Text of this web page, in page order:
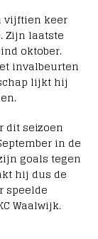
vijftien keer
Zijn laatste
oktober.
invalbeurten
lijkt hij
dit seizoen
in de
goals tegen
hij dus de
speelde
Waalwijk.